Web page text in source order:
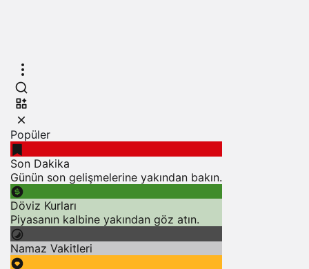
Popüler
Son Dakika
Günün son gelişmelerine yakından bakın.
Döviz Kurları
Piyasanın kalbine yakından göz atın.
Namaz Vakitleri